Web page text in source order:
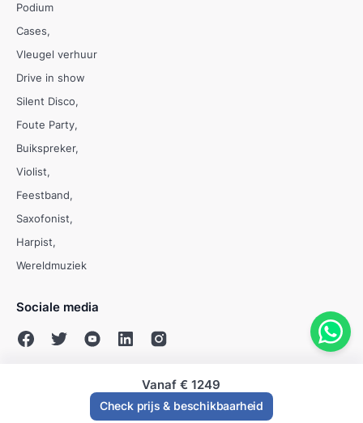
Vanaf € 1249
Check prijs & beschikbaarheid
Podium
Cases
Vleugel verhuur
Drive in show
Silent Disco
Foute Party
Buikspreker
Violist
Feestband
Saxofonist
Harpist
Wereldmuziek
Sociale media
© Evenses 2009 - 2026